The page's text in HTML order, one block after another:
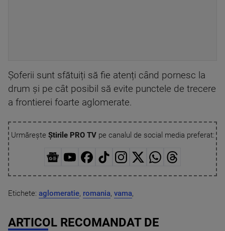
Șoferii sunt sfătuiți să fie atenți când pornesc la
drum şi pe cât posibil să evite punctele de trecere
a frontierei foarte aglomerate.
Urmărește Știrile PRO TVpe canalul de social media preferat:
Etichete: aglomeratie, romania, vama,
ARTICOL RECOMANDAT DE